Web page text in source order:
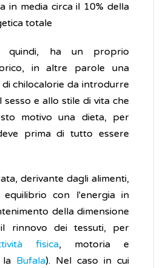
in media circa il 10% della
totale
quindi, ha un proprio
in altre parole una
chilocalorie da introdurre
sesso e allo stile di vita che
motivo una dieta, per
prima di tutto essere
derivante dagli alimenti,
con l'energia in
della dimensione
rinnovo dei tessuti, per
fisica, motoria e
la Bufala). Nel caso in cui